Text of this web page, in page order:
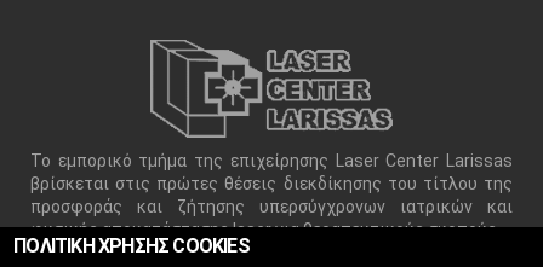
Το εμπορικό τμήμα της επιχείρησης Laser Center Larissas
βρίσκεται στις πρώτες θέσεις διεκδίκησης του τίτλου της
προσφοράς και ζήτησης υπερσύγχρονων ιατρικών και
φυσικής αποκατάστασης laser για θεραπευτικούς σκοπούς.
ΠΟΛΙΤΙΚΗ ΧΡΗΣΗΣ COOKIES